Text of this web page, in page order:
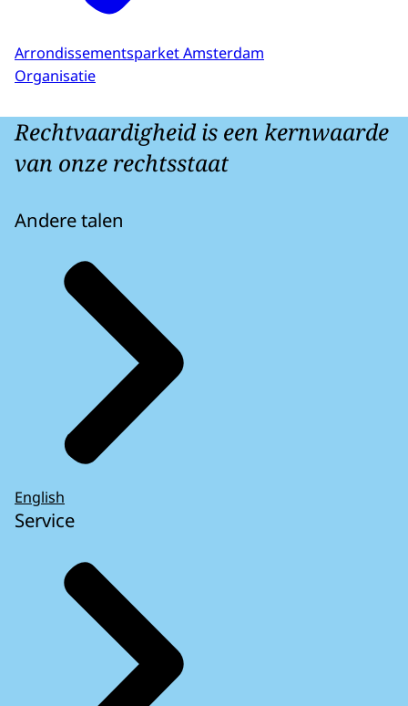
Arrondissementsparket Amsterdam
Organisatie
Rechtvaardigheid is een kernwaarde
van onze rechtsstaat
Andere talen
English
Service